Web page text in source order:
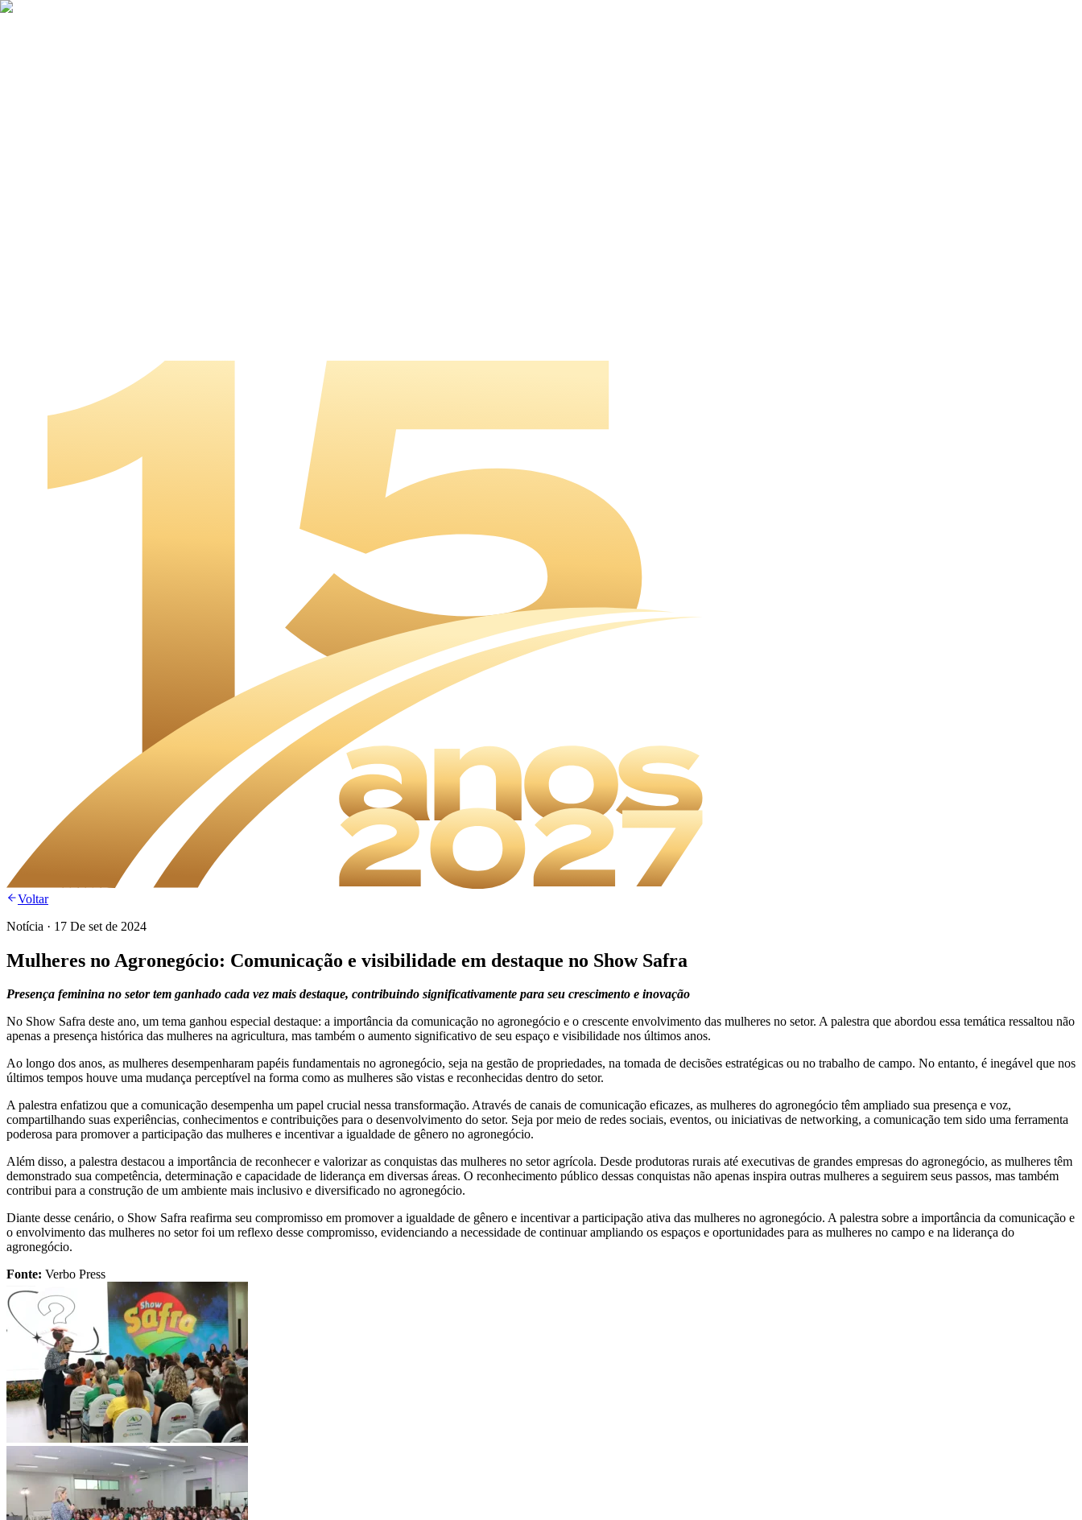
Voltar
Notícia · 17 De set de 2024
Mulheres no Agronegócio: Comunicação e visibilidade em destaque no Show Safra
Presença feminina no setor tem ganhado cada vez mais destaque, contribuindo significativamente para seu crescimento e inovação
No Show Safra deste ano, um tema ganhou especial destaque: a importância da comunicação no agronegócio e o crescente envolvimento das mulheres no setor. A palestra que abordou essa temática ressaltou não
apenas a presença histórica das mulheres na agricultura, mas também o aumento significativo de seu espaço e visibilidade nos últimos anos.
Ao longo dos anos, as mulheres desempenharam papéis fundamentais no agronegócio, seja na gestão de propriedades, na tomada de decisões estratégicas ou no trabalho de campo. No entanto, é inegável que nos
últimos tempos houve uma mudança perceptível na forma como as mulheres são vistas e reconhecidas dentro do setor.
A palestra enfatizou que a comunicação desempenha um papel crucial nessa transformação. Através de canais de comunicação eficazes, as mulheres do agronegócio têm ampliado sua presença e voz,
compartilhando suas experiências, conhecimentos e contribuições para o desenvolvimento do setor. Seja por meio de redes sociais, eventos, ou iniciativas de networking, a comunicação tem sido uma ferramenta
poderosa para promover a participação das mulheres e incentivar a igualdade de gênero no agronegócio.
Além disso, a palestra destacou a importância de reconhecer e valorizar as conquistas das mulheres no setor agrícola. Desde produtoras rurais até executivas de grandes empresas do agronegócio, as mulheres têm
demonstrado sua competência, determinação e capacidade de liderança em diversas áreas. O reconhecimento público dessas conquistas não apenas inspira outras mulheres a seguirem seus passos, mas também
contribui para a construção de um ambiente mais inclusivo e diversificado no agronegócio.
Diante desse cenário, o Show Safra reafirma seu compromisso em promover a igualdade de gênero e incentivar a participação ativa das mulheres no agronegócio. A palestra sobre a importância da comunicação e
o envolvimento das mulheres no setor foi um reflexo desse compromisso, evidenciando a necessidade de continuar ampliando os espaços e oportunidades para as mulheres no campo e na liderança do
agronegócio.
Fonte: Verbo Press